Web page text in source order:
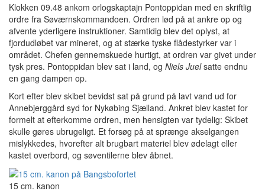
Klokken 09.48 ankom orlogskaptajn Pontoppidan med en skriftlig
ordre fra Søværnskommandoen. Ordren lød på at ankre op og
afvente yderligere instruktioner. Samtidig blev det oplyst, at
fjordudløbet var mineret, og at stærke tyske flådestyrker var i
området. Chefen gennemskuede hurtigt, at ordren var givet under
tysk pres. Pontoppidan blev sat i land, og Niels Juelsatte endnu
en gang dampen op.
Kort efter blev skibet bevidst sat på grund på lavt vand ud for
Annebjerggård syd for Nykøbing Sjælland. Ankret blev kastet for
formelt at efterkomme ordren, men hensigten var tydelig: Skibet
skulle gøres ubrugeligt. Et forsøg på at sprænge akselgangen
mislykkedes, hvorefter alt brugbart materiel blev ødelagt eller
kastet overbord, og søventilerne blev åbnet.
15 cm. kanon